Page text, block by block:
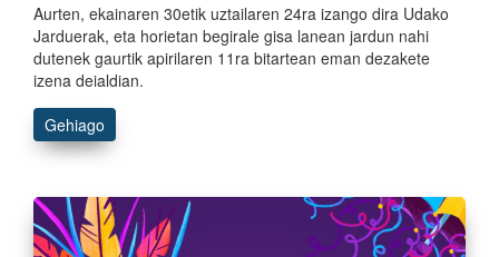
Aurten, ekainaren 30etik uztailaren 24ra izango dira Udako
Jarduerak, eta horietan begirale gisa lanean jardun nahi
dutenek gaurtik apirilaren 11ra bitartean eman dezakete
izena deialdian.
Gehiago